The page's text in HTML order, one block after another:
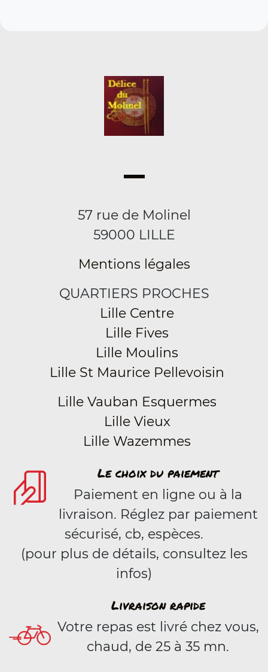
57 rue de Molinel
59000 LILLE
Mentions légales
QUARTIERS PROCHES
Lille Centre
Lille Fives
Lille Moulins
Lille St Maurice Pellevoisin
Lille Vauban Esquermes
Lille Vieux
Lille Wazemmes
Le choix du paiement
Paiement en ligne ou à la
livraison. Réglez par paiement
sécurisé, cb, espèces.
(pour plus de détails, consultez les
infos)
Livraison rapide
Votre repas est livré chez vous,
chaud, de 25 à 35 mn.